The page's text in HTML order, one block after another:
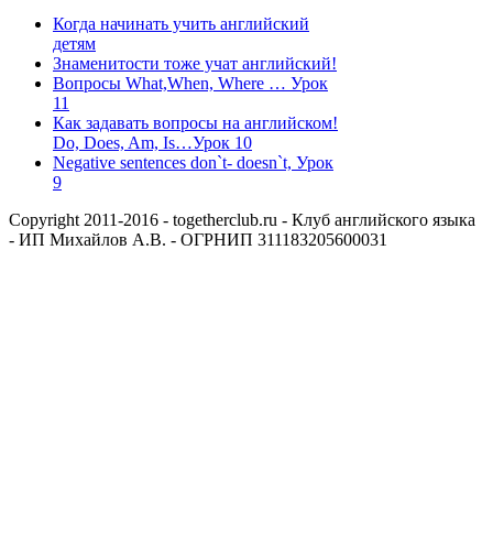
Когда начинать учить английский
детям
Знаменитости тоже учат английский!
Вопросы What,When, Where … Урок
11
Как задавать вопросы на английском!
Do, Does, Am, Is…Урок 10
Negative sentences don`t- doesn`t, Урок
9
Copyright 2011-2016 - togetherclub.ru - Клуб английского языка
- ИП Михайлов А.В. - ОГРНИП 311183205600031